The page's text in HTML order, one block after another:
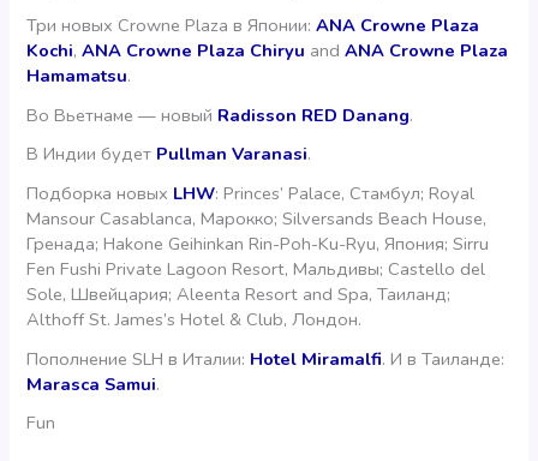
Три новых Crowne Plaza в Японии:ANA Crowne Plaza
Kochi,ANA Crowne Plaza Chiryu andANA Crowne Plaza
Hamamatsu.
Во Вьетнаме — новый Radisson RED Danang.
В Индии будет Pullman Varanasi.
Подборка новых LHW: Princes’ Palacе, Стамбул; Royal
Mansour Casablanca, Марокко; Silversands Beach House,
Гренада; Hakone Geihinkan Rin-Poh-Ku-Ryu, Япония; Sirru
Fen Fushi Private Lagoon Resort, Мальдивы; Castello del
Sole, Швейцария; Aleenta Resort and Spa, Таиланд;
Althoff St. James’s Hotel & Club, Лондон.
Пополнение SLH в Италии: Hotel Miramalfi. И в Таиланде:
Marasca Samui.
Fun